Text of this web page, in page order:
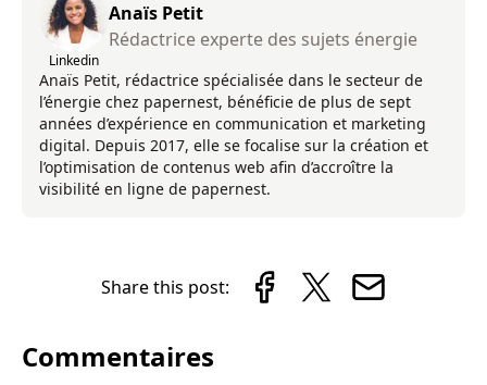
Linkedin
Anaïs Petit
Rédactrice experte des sujets énergie
Anaïs Petit, rédactrice spécialisée dans le secteur de
l’énergie chez papernest, bénéficie de plus de sept
années d’expérience en communication et marketing
digital. Depuis 2017, elle se focalise sur la création et
l’optimisation de contenus web afin d’accroître la
visibilité en ligne de papernest.
Share this post:
Commentaires